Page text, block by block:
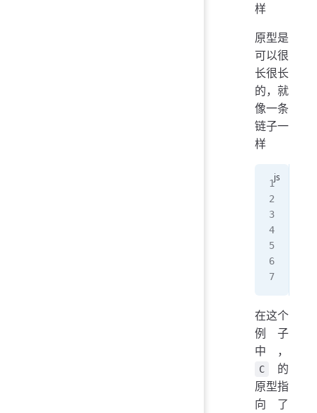
样
原型是
可以很
长很长
的，就
像一条
链子一
样
在这个
例子
中，
C
的
原型指
向了